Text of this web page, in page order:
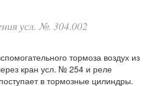
усл. №. 304.002
тормоза воздух из
кран усл. № 254 и реле
в тормозные цилиндры.